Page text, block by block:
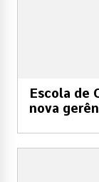
Escola de
nova